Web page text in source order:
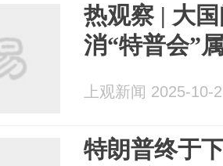
热观察 | 大
消“特普会”
上观新闻 2025-10-
特朗普终于